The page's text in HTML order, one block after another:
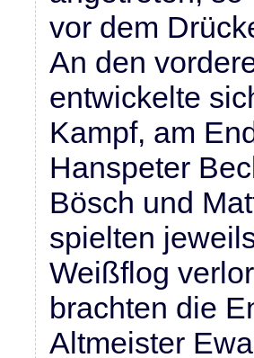
vor dem
An den
entwickelte
Kampf, am
Hanspeter
Bösch und
spielten
Weißflog
brachten die
Altmeister